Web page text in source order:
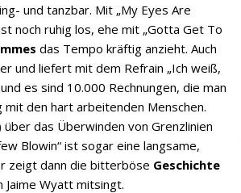
und tanzbar. Mit „My Eyes Are
noch ruhig los, ehe mit „Gotta Get To
das Tempo kräftig anzieht. Auch
und liefert mit dem Refrain „Ich weiß,
es sind 10.000 Rechnungen, die man
mit den hart arbeitenden Menschen.
über das Überwinden von Grenzlinien
Blowin“ ist sogar eine langsame,
zeigt dann die bitterböse Geschichte
Jaime Wyatt mitsingt.